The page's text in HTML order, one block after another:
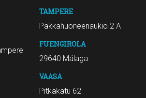
TAMPERE
Pakkahuoneenaukio 2 A
FUENGIROLA
29640 Málaga
VAASA
Pitkäkatu 62